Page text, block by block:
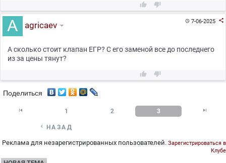
 
7-06-2025 
agricaev
А сколько стоит клапан ЕГР? С его заменой все до последнего
из за цены тянут?
 
Поделиться
 1 2 3 
 НАЗАД
Реклама для незарегистрированных пользователей. Зарегистрироваться в
Клубе